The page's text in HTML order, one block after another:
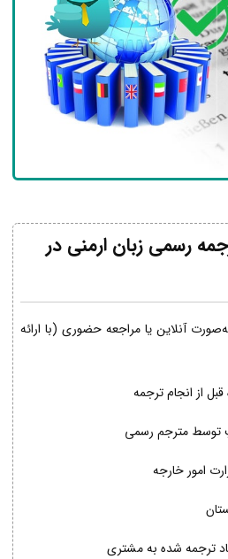
رسمی زبان ارمنی در
آنلاین یا مراجعه حضوری (با ارائه
از انجام ترجمه
توسط مترجم رسمی
امور خارجه
ترجمه شده به مشتری